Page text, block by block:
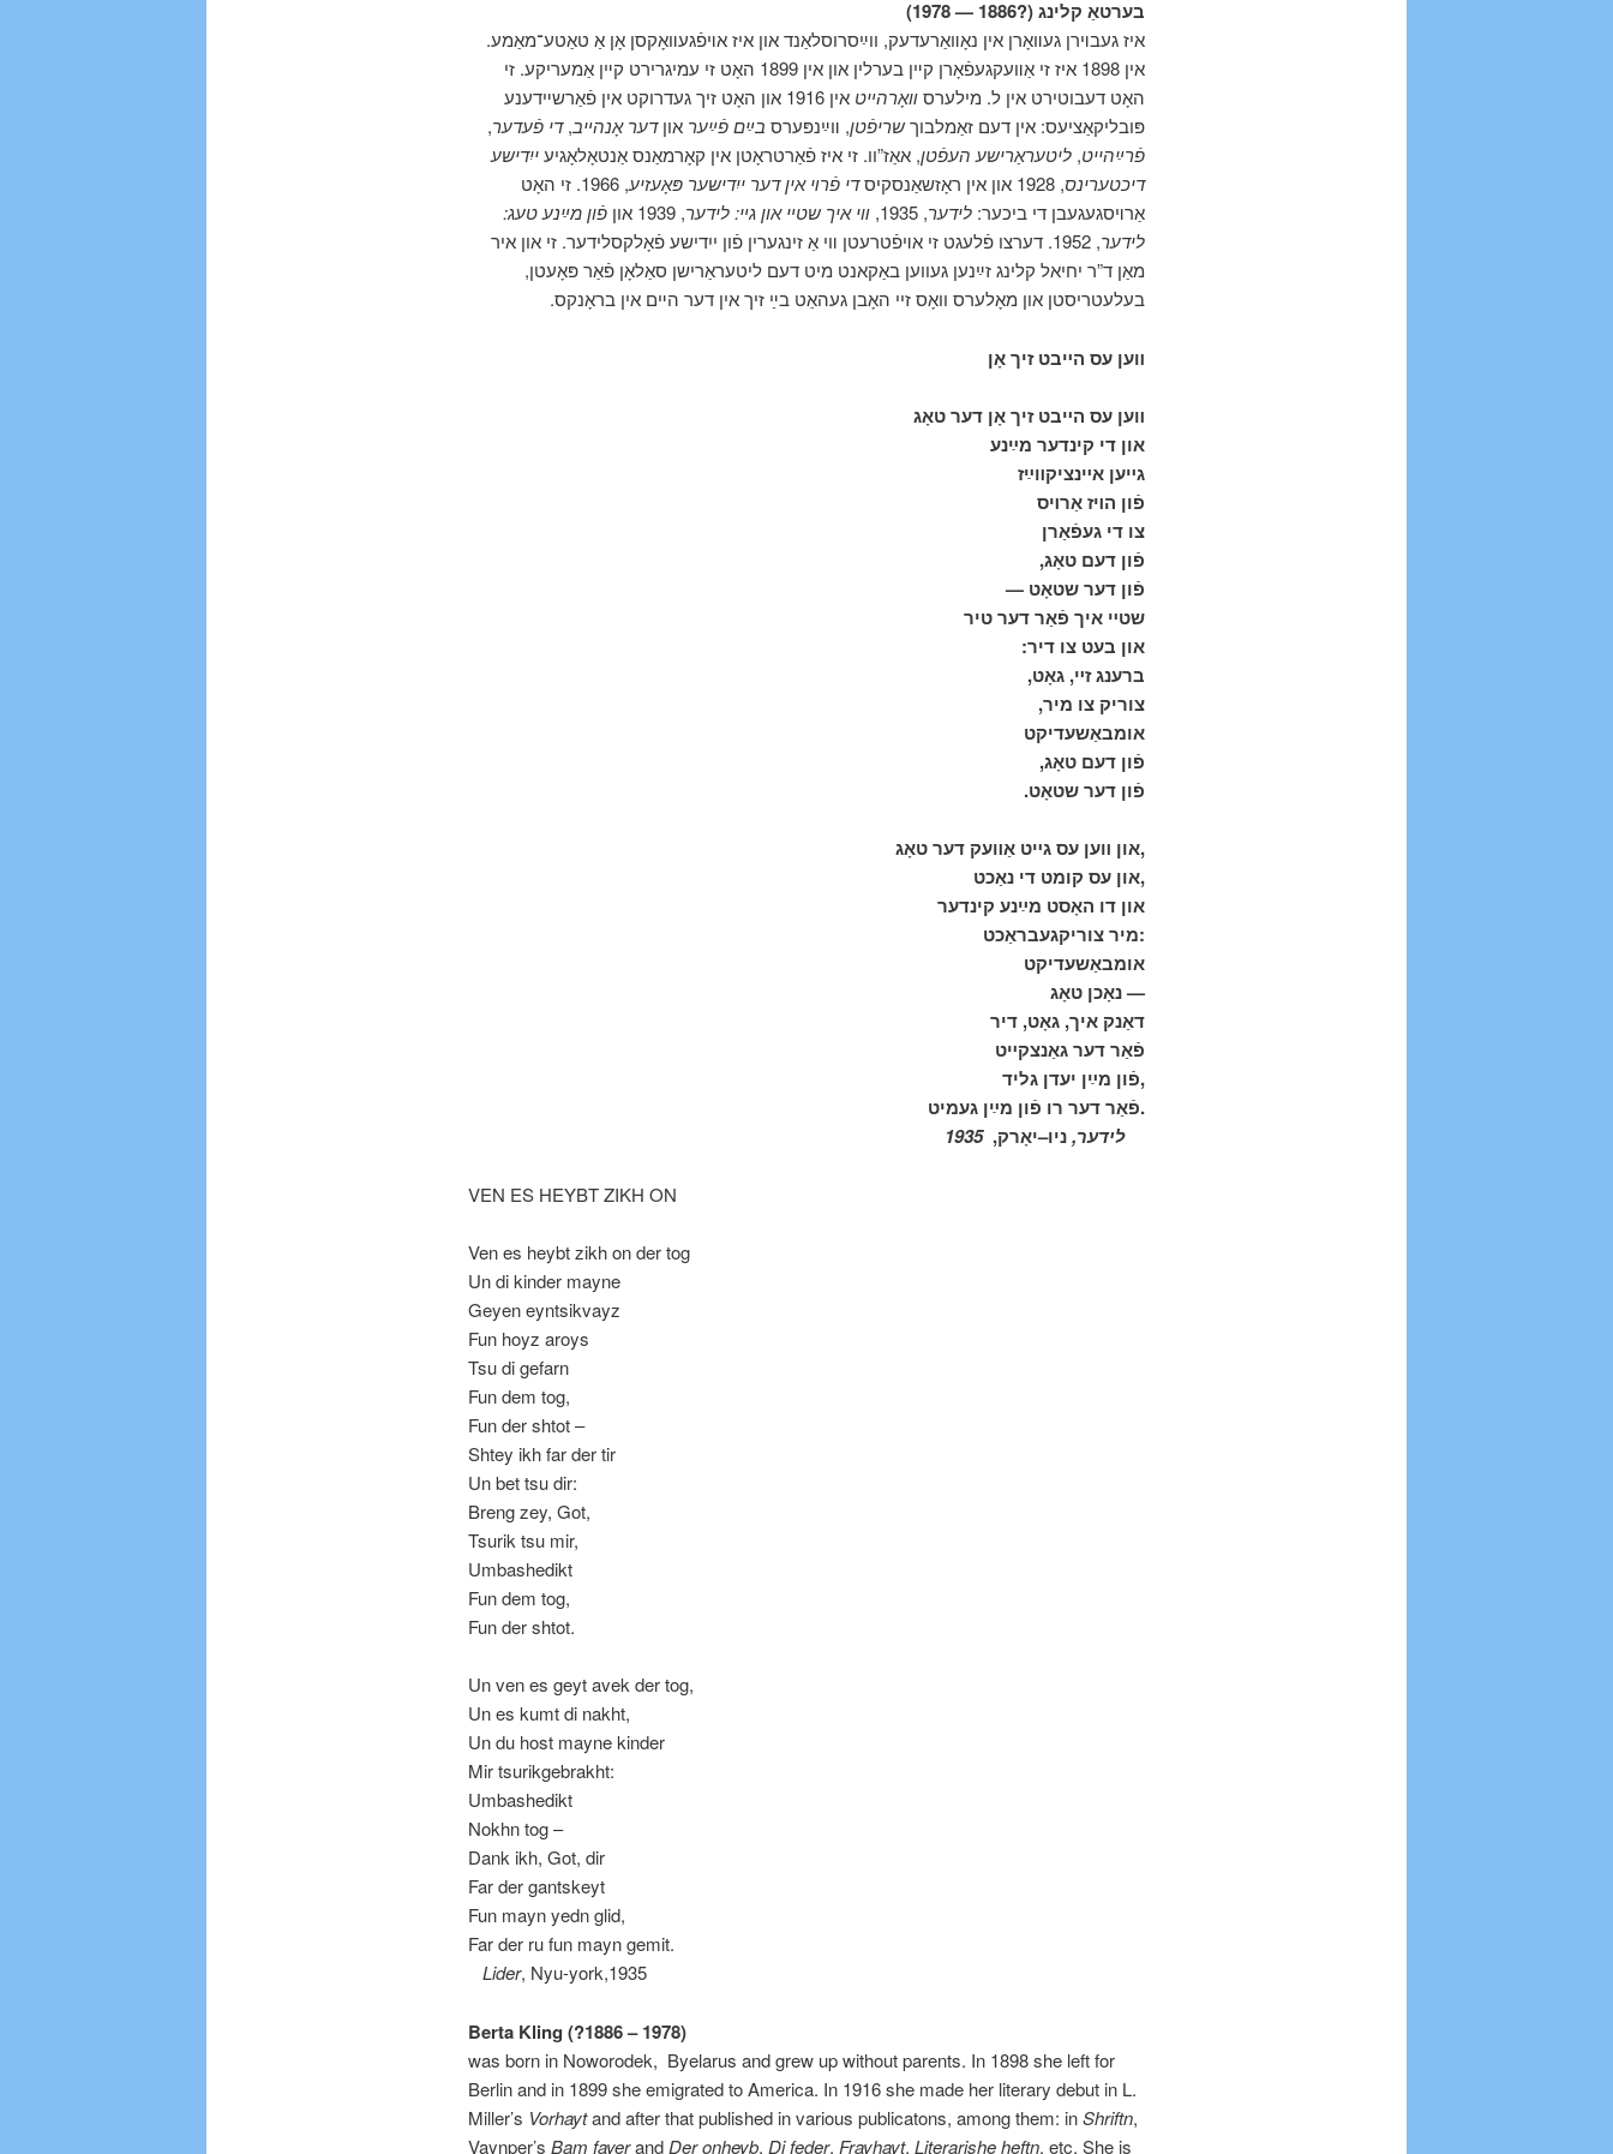
בערטאַ קלינג (?1886 — 1978)
איז געבױרן געװאָרן אין נאָװאַרעדעק, ווײַסרוסלאַנד און איז אױפֿגעװאָקסן אָן אַ טאַטע־מאַמע.
אין 1898 איז זי אַװעקגעפֿאָרן קײן בערלין און אין 1899 האָט זי עמיגרירט קײן אַמעריקע. זי
האָט דעבוטירט אין ל. מילערסװאָרהײט
אין 1916 און האָט זיך געדרוקט אין פֿאַרשײדענע
פּובליקאַציעס: אין דעם זאַמלבוךשריפֿטן, װײַנפּערס בײַם פֿײַער אוןדער אָנהײב,די פֿעדער,
פֿרײַהייט, ליטעראַרישע העפֿטן, אאַז”וו. זי איז פֿאַרטראָטן אין קאָרמאַנס אַנטאָלאָגיעייִדישע
דיכטערינס, 1928 און אין ראָזשאַנסקיס די פֿרױ אין דער ייִדישער פּאָעזיע
, 1966. זי האָט
אַרױסגעגעבן די ביכער: לידער, 1935, װי איך שטײ און גײ: לידער, 1939 און
פֿון מײַנע טעג:
לידער
, 1952. דערצו פֿלעגט זי אױפֿטרעטן װי אַ זינגערין פֿון ייִדישע פֿאָלקסלידער. זי און איר
מאַן ד”ר יחיאל קלינג זײַנען געווען באַקאנט מיט דעם ליטעראַרישן סאַלאָן פֿאַר פּאָעטן,
בעלעטריסטן און מאָלערס וואָס זיי האָבן געהאַט בײַ זיך אין דער הײם אין בראָנקס.
װען עס הײבט זיך אָן
װען עס הײבט זיך אָן דער טאָג
און די קינדער מײַנע
גײען אײנציקװײַז
פֿון הױז אַרױס
צו די געפֿאַרן
פֿון דעם טאָג,
פֿון דער שטאָט —
שטײ איך פֿאַר דער טיר
און בעט צו דיר:
ברענג זײ, גאָט,
צוריק צו מיר,
אומבאַשעדיקט
פֿון דעם טאָג,
פֿון דער שטאָט.
און װען עס גײט אַװעק דער טאָג,
און עס קומט די נאַכט,
און דו האָסט מײַנע קינדער
מיר צוריקגעבראַכט:
אומבאַשעדיקט
נאָכן טאָג —
דאַנק איך, גאָט, דיר
פֿאַר דער גאַנצקײט
פֿון מײַן יעדן גליד,
פֿאַר דער רו פֿון מײַן געמיט.
לידער,ניו–יאָרק,
VEN ES HEYBT ZIKH ON
Ven es heybt zikh on der tog
Un di kinder mayne
Geyen eyntsikvayz
Fun hoyz aroys
Tsu di gefarn
Fun dem tog,
Fun der shtot –
Shtey ikh far der tir
Un bet tsu dir:
Breng zey, Got,
Tsurik tsu mir,
Umbashedikt
Fun dem tog,
Fun der shtot.
Un ven es geyt avek der tog,
Un es kumt di nakht,
Un du host mayne kinder
Mir tsurikgebrakht:
Umbashedikt
Nokhn tog –
Dank ikh, Got, dir
Far der gantskeyt
Fun mayn yedn glid,
Far der ru fun mayn gemit.
Lider, Nyu-york,1935
Berta Kling (?1886 – 1978)
was born in Noworodek, Byelarus and grew up without parents. In 1898 she left for
Berlin and in 1899 she emigrated to America. In 1916 she made her literary debut in L.
Miller’s Vorhaytand after that published in various publicatons, among them: inShriftn,
Vaynper’s Bam fayerand Der onheyb, Di feder, Frayhayt, Literarishe heftn, etc. She is